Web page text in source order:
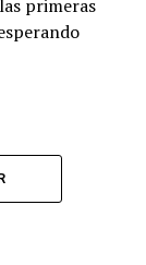
primeras